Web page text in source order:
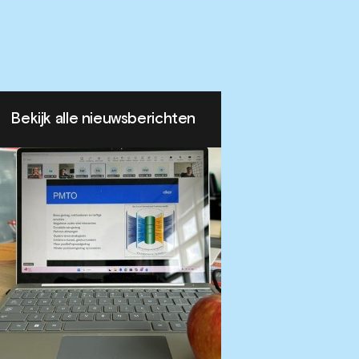
Bekijk alle nieuwsberichten